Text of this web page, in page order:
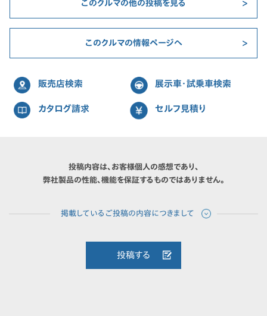
このクルマの他の投稿を見る
このクルマの情報ページへ
販売店検索 展示車・試乗車検索
カタログ請求 セルフ見積り
投稿内容は、お客様個人の感想であり、
弊社製品の性能、機能を保証するものではありません。
投稿する